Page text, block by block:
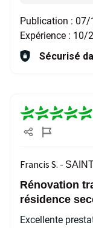
Publication : 07/
Expérience : 10/
Sécurisé
Francis S. -
Rénovation
résidence
Excellente